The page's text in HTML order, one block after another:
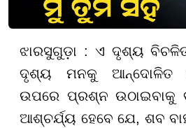
ଝାରସୁଗୁଡ଼ା : ଏ ଦୃଶ୍ୟ
ଦୃଶ୍ୟ ମନକୁ ଆନ୍ଦୋଳିତ
ଉପରେ ପ୍ରଶ୍ନ ଉଠାଇବାକୁ
ଆଶ୍ଚର୍ଯ୍ୟ ହେବେ ଯେ, ଶବ